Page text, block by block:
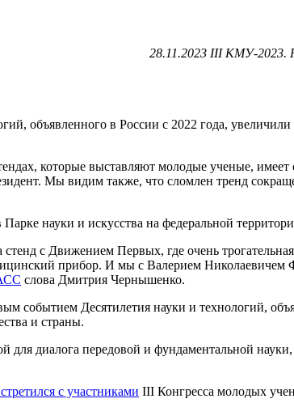
28.11.2023 III КМУ-2023.
объявленного в России с 2022 года,
которые выставляют молодые ученые,
Мы видим также, что сломлен тренд
науки и искусства на федеральной
с Движением Первых, где очень
прибор. И мы с Валерием
слова Дмитрия Чернышенко.
событием Десятилетия науки и технологий,
и страны.
диалога передовой и фундаментальной
с участниками III Конгресса молодых